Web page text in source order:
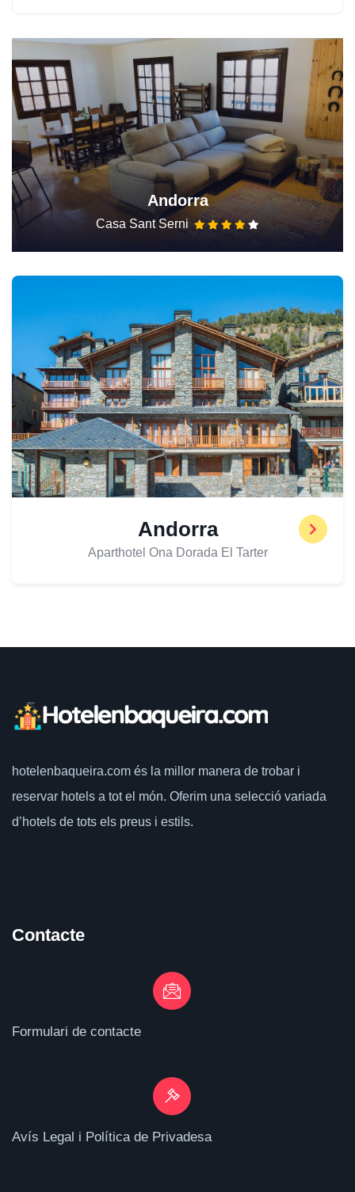
Andorra
Casa Sant Serni
Andorra
Aparthotel Ona Dorada El Tarter
hotelenbaqueira.com és la millor manera de trobar i
reservar hotels a tot el món. Oferim una selecció variada
d’hotels de tots els preus i estils.
Contacte
Formulari de contacte
Avís Legal i Política de Privadesa